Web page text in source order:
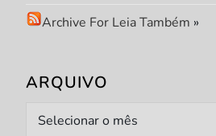
Archive For Leia Também »
ARQUIVO
Arquivo